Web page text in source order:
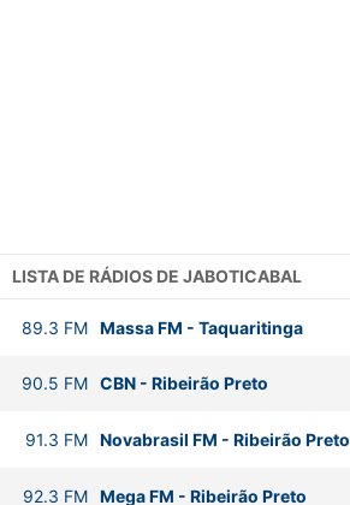
LISTA DE RÁDIOS DE JABOTICABAL
89.3 FM Massa FM - Taquaritinga
90.5 FM CBN- Ribeirão Preto
91.3 FM Novabrasil FM - Ribeirão Preto
92.3 FM Mega FM - Ribeirão Preto